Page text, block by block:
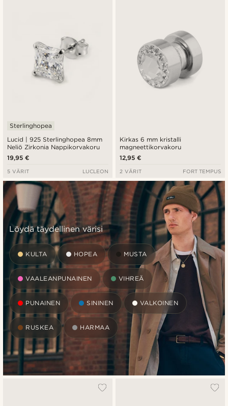
Lucid | 925 Sterlinghopea 8mm
Neliö Zirkonia Nappikorvakoru
Sterlinghopea
19,95 €
5 VÄRIT LUCLEON
Kirkas 6 mm kristalli
magneettikorvakoru
12,95 €
2 VÄRIT FORT TEMPUS
Löydä täydellinen värisi
KULTA HOPEA MUSTA
VAALEANPUNAINEN VIHREÄ
PUNAINEN SININEN VALKOINEN
RUSKEA HARMAA